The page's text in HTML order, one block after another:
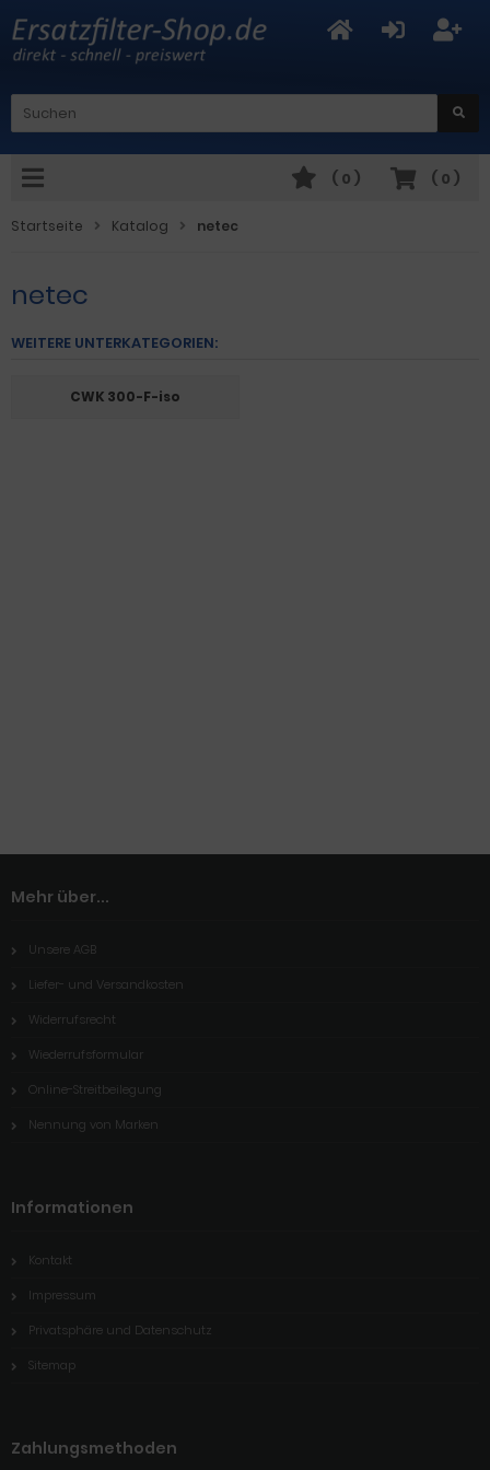
( 0 )
( 0 )
Startseite Katalog netec
netec
WEITERE UNTERKATEGORIEN:
CWK 300-F-iso
Mehr über...
Unsere AGB
Liefer- und Versandkosten
Widerrufsrecht
Wiederrufsformular
Online-Streitbeilegung
Nennung von Marken
Informationen
Kontakt
Impressum
Privatsphäre und Datenschutz
Sitemap
Zahlungsmethoden